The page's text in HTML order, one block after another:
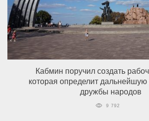
Кабмин поручил создать
которая определит дальнейшую
дружбы народов
9 792